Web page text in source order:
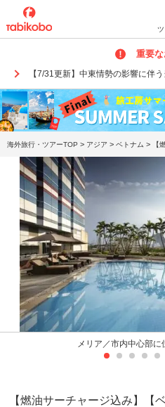
重要
【7/31更新】中東情勢の影響に伴
海外旅行・ツアーTOP > アジア > ベトナム > 【
メリア／市内中心部
【燃油サーチャージ込み】【